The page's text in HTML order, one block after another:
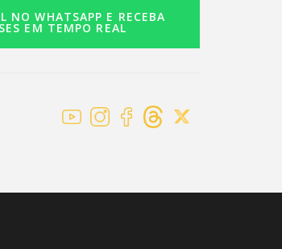
NO WHATSAPP E RECEBA
EM TEMPO REAL